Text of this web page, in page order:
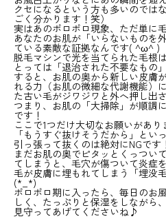
クセになるという方も多いのでは
ごく分かります！笑）
実はあのポロポロ現象、ただ単に
あなたのお肌が「いらないものを
ている素敵な証拠なんです( ^ω^ )
脱毛マシンで光を当てられた毛根
とっては「退治された不要なもの
すると、お肌の奥から新しい皮膚
れる力（お肌の微細な代謝機能）
た古い毛がジワジワと外へ押し出
つまり、お肌の「大掃除」が順調
です！
ここで1つだけ大切なお願いがあり
「もうすぐ抜けそうだから」とい
引っ張って抜くのは絶対にNGです
まだお肌の奥でピタッとくっつい
てしまうと、毛穴が傷ついて炎症
毛が皮膚に埋もれてしまう「埋没
(*_*)
ポロポロ期に入ったら、毎日のお
しく、たっぷりと保湿をしながら
見守ってあげてくださいね♪